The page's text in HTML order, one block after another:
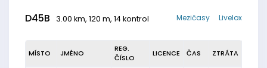
D45B 3.00 km, 120 m, 14 kontrol Livelox
Mezičasy
MÍSTO JMÉNO
REG.
ČÍSLO
LICENCE ČAS ZTRÁTA